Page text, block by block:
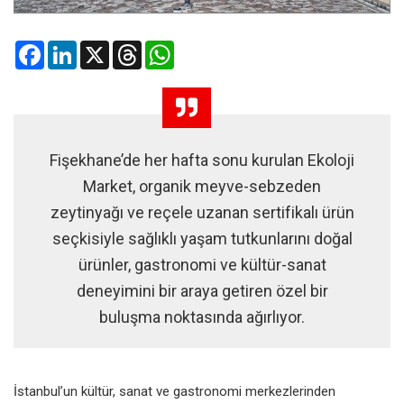
FacebookLinkedIn
X Threads
Fişekhane’de her hafta sonu kurulan Ekoloji
Market, organik meyve-sebzeden
zeytinyağı ve reçele uzanan sertifikalı ürün
seçkisiyle sağlıklı yaşam tutkunlarını doğal
ürünler, gastronomi ve kültür-sanat
deneyimini bir araya getiren özel bir
buluşma noktasında ağırlıyor.
İstanbul’un kültür, sanat ve gastronomi merkezlerinden